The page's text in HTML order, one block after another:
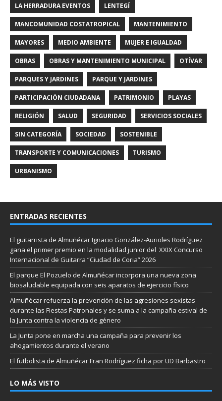
LA HERRADURA EVENTOS LENTEGÍ
MANCOMUNIDAD COSTATROPICAL MANTENIMIENTO
MAYORES MEDIO AMBIENTE MUJER E IGUALDAD
OBRAS OBRAS Y MANTENIMIENTO MUNICIPAL OTÍVAR
PARQUES Y JARDINES PARQUE Y JARDINES
PARTICIPACIÓN CIUDADANA PATRIMONIO PLAYAS
RELIGIÓN SALUD SEGURIDAD SERVICIOS SOCIALES
SIN CATEGORÍA SOCIEDAD SOSTENIBLE
TRANSPORTE Y COMUNICACIONES TURISMO
URBANISMO
ENTRADAS RECIENTES
El guitarrista de Almuñécar Ignacio González-Aurioles Rodríguez
gana el primer premio en la modalidad junior del XXIX Concurso
Internacional de Guitarra “Ciudad de Coria” 2026
El parque El Pozuelo de Almuñécar incorpora una nueva zona
biosaludable equipada con seis aparatos de ejercicio físico
Almuñécar refuerza la prevención de las agresiones sexistas
durante las Fiestas Patronales y se suma a la campaña estival de
la Junta contra la violencia de género
La Junta pone en marcha una campaña para prevenir los
ahogamientos durante el verano
El futbolista de Almuñécar Fran Rodríguez ficha por UD Barbastro
LO MÁS VISTO